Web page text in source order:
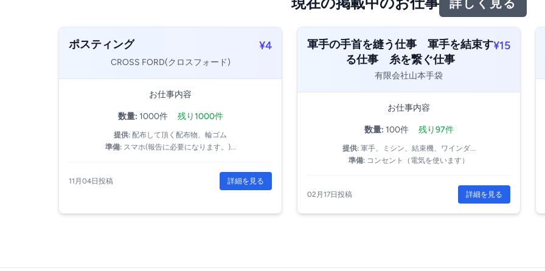
ポスティング ¥4
CROSS FORD(クロスフォード)
お仕事内容
数量: 1000件 残り1000件
提供: 配布して頂く配布物、輪ゴム
準備:スマホ(報告に必要になります。)...
11月04日投稿 詳細を見る
軍手の手首を縫う仕事 軍手を結束す
る仕事 糸を繋ぐ仕事
¥15
有限会社山本手袋
お仕事内容
数量: 100件 残り97件
提供:軍手、ミシン、結束機、ワインダ...
準備: コンセント（電気を使います）
02月17日投稿 詳細を見る